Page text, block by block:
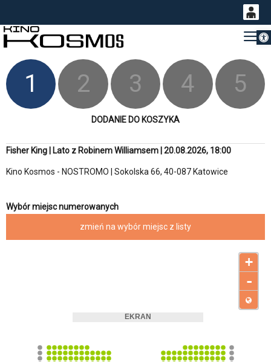
<'
0
PLN
14
1 2 3 4 5
DODANIE DO KOSZYKA
Fisher King | Lato z Robinem Williamsem | 20.08.2026, 18:00
Kino Kosmos - NOSTROMO | Sokolska 66, 40-087 Katowice
Wybór miejsc numerowanych
zmień na wybór miejsc z listy
+
-